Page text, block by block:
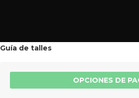
Guía de talles
OPCIONES DE